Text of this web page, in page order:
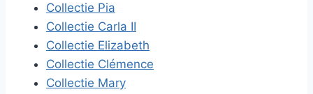
Collectie Pia
Collectie Carla II
Collectie Elizabeth
Collectie Clémence
Collectie Mary